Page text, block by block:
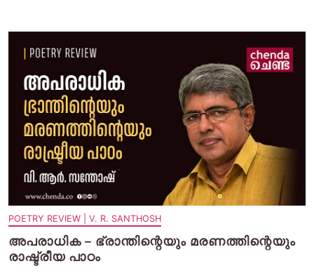
POETRY REVIEW | V. R. SANTHOSH
അപരാധിക – ഭ്രാന്തിന്റെയും മരണത്തിന്റെയും
രാഷ്ട്രീയ പാഠം